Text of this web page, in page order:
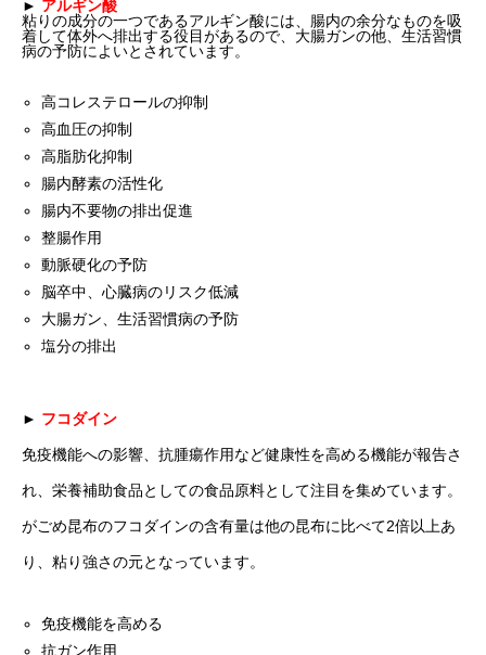
► アルギン酸
粘りの成分の一つであるアルギン酸には、腸内の余分なものを吸
着して体外へ排出する役目があるので、大腸ガンの他、生活習慣
病の予防によいとされています。
高コレステロールの抑制
高血圧の抑制
高脂肪化抑制
腸内酵素の活性化
腸内不要物の排出促進
整腸作用
動脈硬化の予防
脳卒中、心臓病のリスク低減
大腸ガン、生活習慣病の予防
塩分の排出
► フコダイン
免疫機能への影響、抗腫瘍作用など健康性を高める機能が報告さ
れ、栄養補助食品としての食品原料として注目を集めています。
がごめ昆布のフコダインの含有量は他の昆布に比べて2倍以上あ
り、粘り強さの元となっています。
免疫機能を高める
抗ガン作用